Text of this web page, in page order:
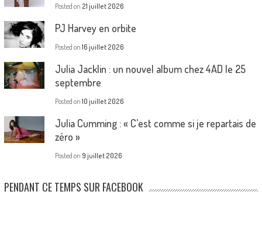
Posted on 21 juillet 2026
PJ Harvey en orbite
Posted on 16 juillet 2026
Julia Jacklin : un nouvel album chez 4AD le 25
septembre
Posted on 10 juillet 2026
Julia Cumming : « C’est comme si je repartais de
zéro »
Posted on 9 juillet 2026
PENDANT CE TEMPS SUR FACEBOOK